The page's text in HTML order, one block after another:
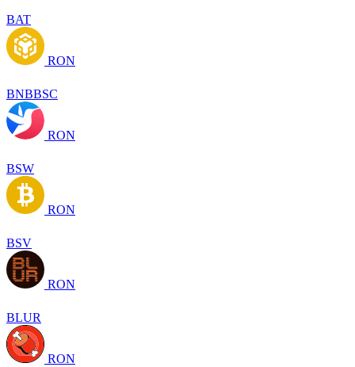
BAT
RON
BNBBSC
RON
BSW
RON
BSV
RON
BLUR
RON